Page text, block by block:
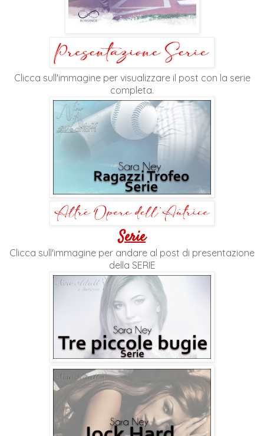
Clicca sull'immagine per visualizzare il post con la serie
completa.
Serie
Clicca sull'immagine per andare al post di presentazione
della SERIE